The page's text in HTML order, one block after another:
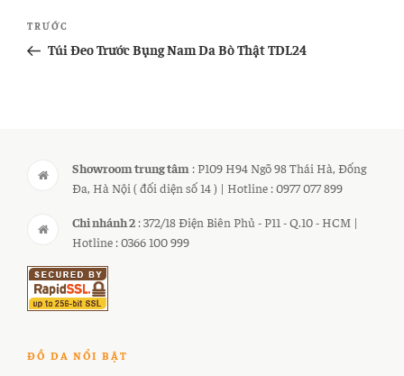
Điều
hướng
Bài
cũ
TRƯỚC
Túi Đeo Trước Bụng Nam Da Bò Thật TDL24
Showroom trung tâm : P109 H94 Ngõ 98 Thái Hà, Đống
Đa, Hà Nội ( đối diện số 14 ) | Hotline : 0977 077 899
Chi nhánh 2 : 372/18 Điện Biên Phủ - P11 - Q.10 - HCM |
Hotline : 0366 100 999
ĐỒ DA NỔI BẬT